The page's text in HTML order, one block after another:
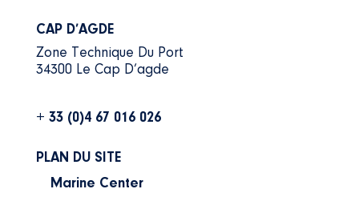
CAP D’AGDE
Zone Technique Du Port
34300 Le Cap D’agde
+ 33 (0)4 67 016 026
PLAN DU SITE
Marine Center